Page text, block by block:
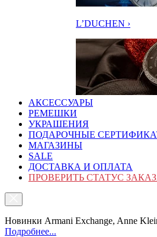
L’DUCHEN ›
АКСЕССУАРЫ
РЕМЕШКИ
УКРАШЕНИЯ
ПОДАРОЧНЫЕ
МАГАЗИНЫ
SALE
ДОСТАВКА И ОПЛАТА
ПРОВЕРИТЬ СТАТУС
Новинки Armani Exchange, Anne
Подробнее...